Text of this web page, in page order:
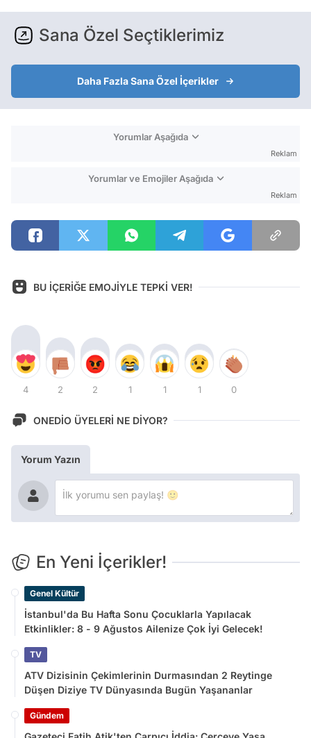
Sana Özel Seçtiklerimiz
Daha Fazla Sana Özel İçerikler
Yorumlar Aşağıda
Reklam
Yorumlar ve Emojiler Aşağıda
Reklam
BU İÇERİĞE EMOJİYLE TEPKİ VER!
4 2 2 1 1 1 0
ONEDİO ÜYELERİ NE DİYOR?
Yorum Yazın
En Yeni İçerikler!
Genel Kültür
İstanbul'da Bu Hafta Sonu Çocuklarla Yapılacak
Etkinlikler: 8 - 9 Ağustos Ailenize Çok İyi Gelecek!
TV
ATV Dizisinin Çekimlerinin Durmasından 2 Reytinge
Düşen Diziye TV Dünyasında Bugün Yaşananlar
Gündem